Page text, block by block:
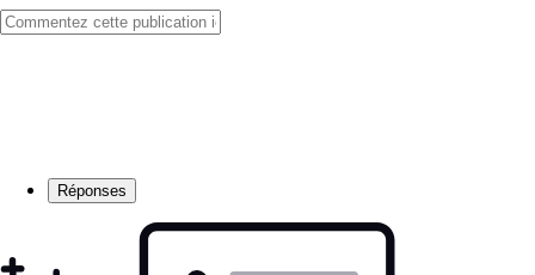
Réponses